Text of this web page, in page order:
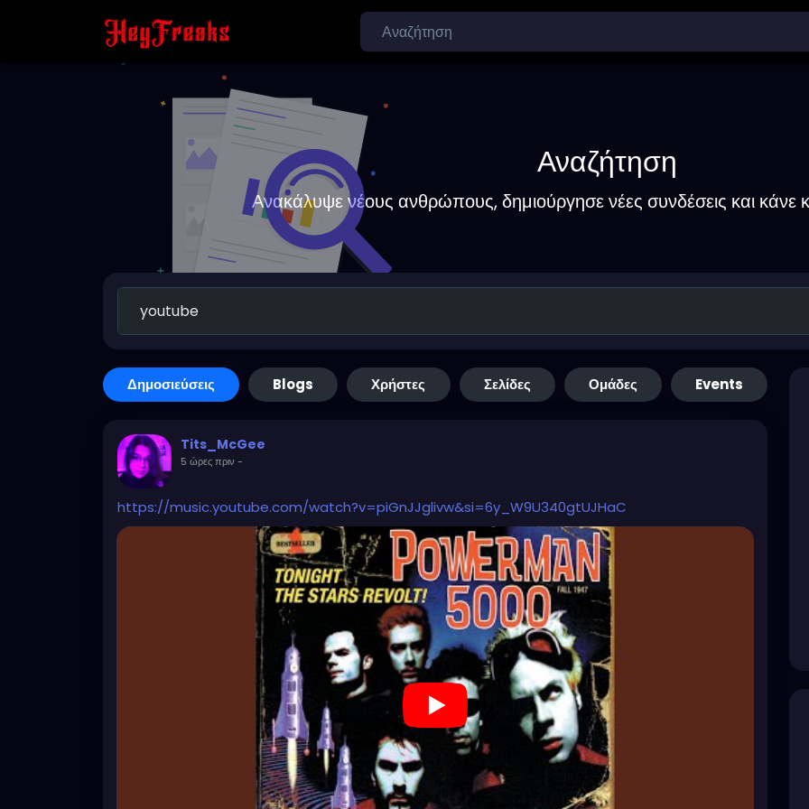
Αναζήτηση
Ανακάλυψε νέους ανθρώπους, δημιούργησε νέες συνδέσεις και κάνε
Δημοσιεύσεις Blogs Χρήστες Σελίδες Ομάδες Events
Tits_McGee
5 ώρες πριν -
https://music.youtube.com/watch?v=piGnJJglivw&si=6y_W9U340gtUJHaC